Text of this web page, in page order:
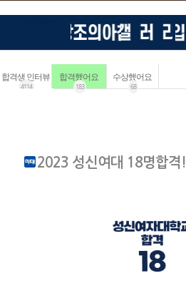
합격생 인터뷰
4114
합격했어요
183
수상했어요
68
2023 성신여대 18명합격!